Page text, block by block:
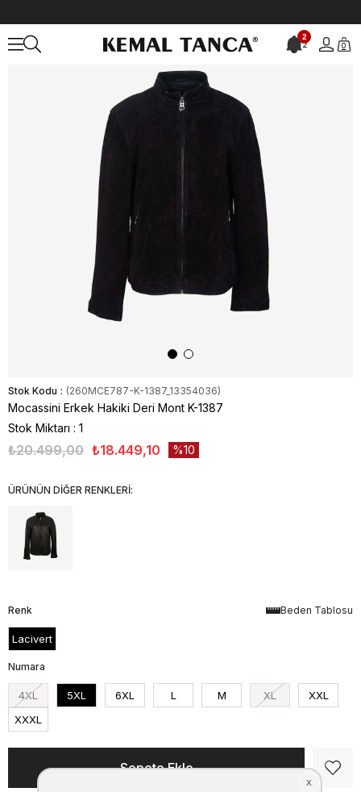
2
2 0
Stok Kodu (260MCE787-K-1387_13354036)
Mocassini Erkek Hakiki Deri Mont K-1387
Stok Miktarı : 1
₺20.499,00 ₺18.449,10 10
ÜRÜNÜN DİĞER RENKLERİ:
Beden Tablosu
Renk
Lacivert
Numara
4XL 5XL 6XL L M XL
XXL
XXXL